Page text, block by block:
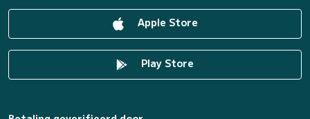
Apple Store
Play Store